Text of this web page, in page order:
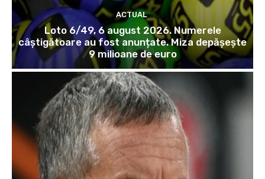
ACTUAL
Loto 6/49, 6 august 2026. Numerele
câștigătoare au fost anunțate. Miza depășește
9 milioane de euro